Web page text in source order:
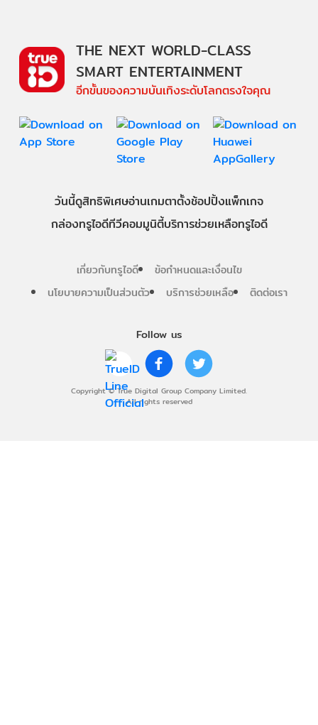
Follow us
Copyright © True Digital Group Company Limited.
All rights reserved
THE NEXT WORLD-CLASS
SMART ENTERTAINMENT
อีกขั้นของความบันเทิงระดับโลกตรงใจคุณ
วันนี้ดูสิทธิพิเศษอ่านเกมตาตั้งช้อปปิ้งแพ็กเกจ
กล่องทรูไอดีทีวีคอมมูนิตี้บริการช่วยเหลือทรูไอดี
เกี่ยวกับทรูไอดี
ข้อกำหนดและเงื่อนไข
นโยบายความเป็นส่วนตัว
บริการช่วยเหลือ ติดต่อเรา